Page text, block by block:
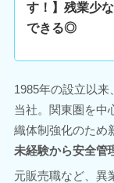
す！】残業少
できる◎
1985年の設立以
当社。関東圏を中
織体制強化のため
未経験から安全管
元販売職など、異